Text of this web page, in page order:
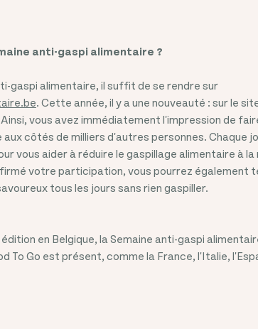
anti-gaspi alimentaire ?
gaspi alimentaire, il suffit de se rendre sur
. Cette année, il y a une nouveauté : sur le
vous avez immédiatement l'impression de
côtés de milliers d'autres personnes. Chaque
vous aider à réduire le gaspillage alimentaire à la
votre participation, vous pourrez également
tous les jours sans rien gaspiller.
en Belgique, la Semaine anti-gaspi
To Go est présent, comme la France, l'Italie,